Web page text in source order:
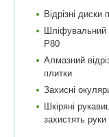
Відрізні
Шліфувальний
P80
Алмазний
плитки
Захисні
Шкіряні
захистять руки